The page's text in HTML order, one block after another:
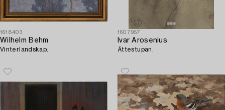
1618403
Wilhelm Behm
Vinterlandskap.
1607957
Ivar Arosenius
Ättestupan.